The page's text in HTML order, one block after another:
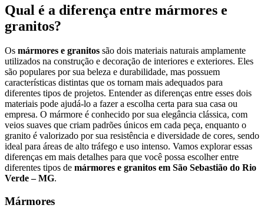
Qual é a diferença entre mármores e
granitos?
Os mármores e granitos são dois materiais naturais amplamente
utilizados na construção e decoração de interiores e exteriores. Eles
são populares por sua beleza e durabilidade, mas possuem
características distintas que os tornam mais adequados para
diferentes tipos de projetos. Entender as diferenças entre esses dois
materiais pode ajudá-lo a fazer a escolha certa para sua casa ou
empresa. O mármore é conhecido por sua elegância clássica, com
veios suaves que criam padrões únicos em cada peça, enquanto o
granito é valorizado por sua resistência e diversidade de cores, sendo
ideal para áreas de alto tráfego e uso intenso. Vamos explorar essas
diferenças em mais detalhes para que você possa escolher entre
diferentes tipos de mármores e granitos em São Sebastião do Rio
Verde – MG.
Mármores